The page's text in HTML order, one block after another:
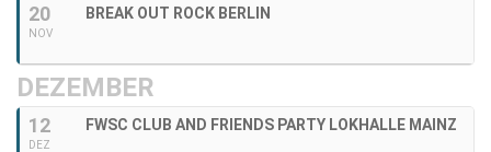
20
NOV
BREAK OUT ROCK BERLIN
DEZEMBER
12
DEZ
FWSC CLUB AND FRIENDS PARTY LOKHALLE MAINZ